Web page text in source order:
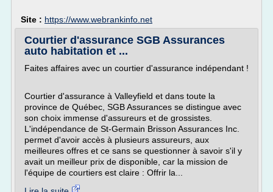
Site : https://www.webrankinfo.net
Courtier d'assurance SGB Assurances
auto habitation et ...
Faites affaires avec un courtier d'assurance indépendant !
Courtier d'assurance à Valleyfield et dans toute la
province de Québec, SGB Assurances se distingue avec
son choix immense d'assureurs et de grossistes.
L'indépendance de St-Germain Brisson Assurances Inc.
permet d'avoir accès à plusieurs assureurs, aux
meilleures offres et ce sans se questionner à savoir s'il y
avait un meilleur prix de disponible, car la mission de
l'équipe de courtiers est claire : Offrir la...